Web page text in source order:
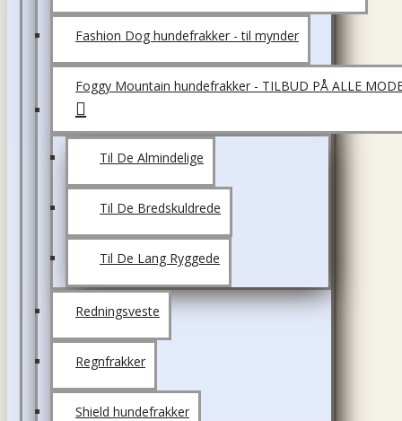
Fashion Dog hundefrakker - til mynder
Foggy Mountain hundefrakker - TILBUD PÅ ALLE
Til De Almindelige
Til De Bredskuldrede
Til De Lang Ryggede
Redningsveste
Regnfrakker
Shield hundefrakker